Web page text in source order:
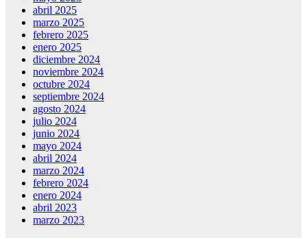
abril 2025
marzo 2025
febrero 2025
enero 2025
diciembre 2024
noviembre 2024
octubre 2024
septiembre 2024
agosto 2024
julio 2024
junio 2024
mayo 2024
abril 2024
marzo 2024
febrero 2024
enero 2024
abril 2023
marzo 2023